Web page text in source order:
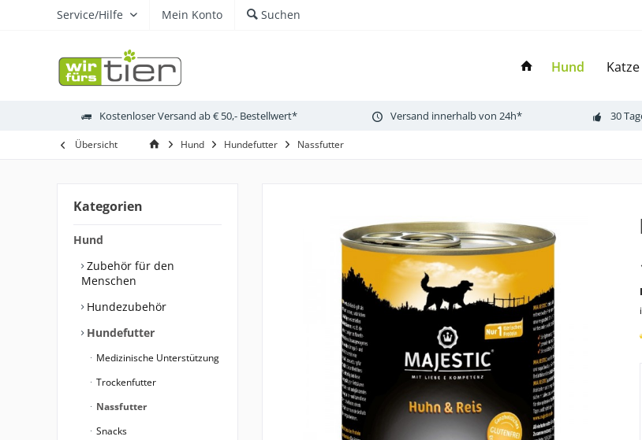
Service/Hilfe Mein Konto Suchen
Hund Katze
Kostenloser Versand ab € 50,- Bestellwert* Versand innerhalb von 24h* 30
Übersicht Hund Hundefutter Nassfutter
Kategorien
Hund
Zubehör für den
Menschen
Hundezubehör
Hundefutter
Medizinische Unterstützung
Trockenfutter
Nassfutter
Snacks